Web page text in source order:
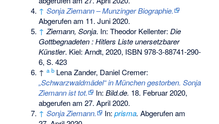
↑ Sonja Ziemann – Munzinger Biographie.
Abgerufen am 11. Juni 2020.
↑ Ziemann, Sonja. In: Theodor Kellenter:Die
Gottbegnadeten : Hitlers Liste unersetzbarer
Künstler. Kiel: Arndt, 2020, ISBN 978-3-88741-290-
6, S. 423
↑a b Lena Zander, Daniel Cremer:
„Schwarzwaldmädel“ in München gestorben. Sonja
Ziemann ist tot.
In:Bild.de. 18. Februar 2020,
abgerufen am 27. April 2020.
↑ Sonja Ziemann. In:prisma. Abgerufen am